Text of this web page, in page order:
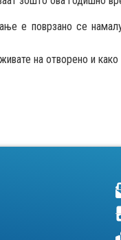
е поврзано се
на отворено и